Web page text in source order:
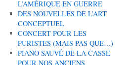
L’AMÉRIQUE EN GUERRE
DES NOUVELLES DE L’ART
CONCEPTUEL
CONCERT POUR LES
PURISTES (MAIS PAS QUE…)
PIANO SAUVÉ DE LA CASSE
POUR NOS ANCIENS